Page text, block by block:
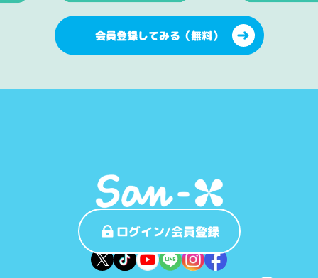
会員登録してみる（無料）
ログイン/会員登録